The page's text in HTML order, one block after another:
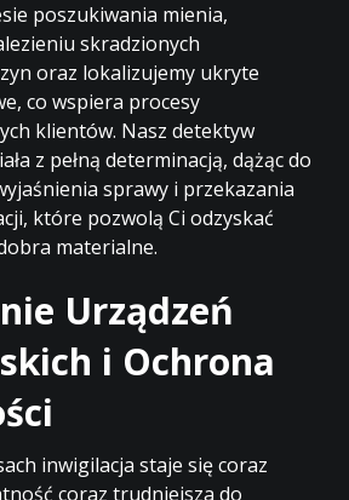
poszukiwania mienia,
skradzionych
oraz lokalizujemy ukryte
co wspiera procesy
klientów. Nasz detektyw
z pełną determinacją, dążąc do
sprawy i przekazania
które pozwolą Ci odzyskać
materialne.
Urządzeń
i Ochrona
inwigilacja staje się coraz
coraz trudniejsza do